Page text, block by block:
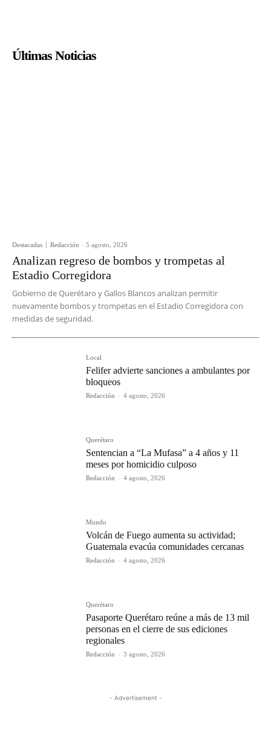
Últimas Noticias
Destacadas Redacción - 5 agosto, 2026
Analizan regreso de bombos y trompetas al
Estadio Corregidora
Gobierno de Querétaro y Gallos Blancos analizan permitir
nuevamente bombos y trompetas en el Estadio Corregidora con
medidas de seguridad.
Local
Felifer advierte sanciones a ambulantes por
bloqueos
Redacción - 4 agosto, 2026
Querétaro
Sentencian a “La Mufasa” a 4 años y 11
meses por homicidio culposo
Redacción - 4 agosto, 2026
Mundo
Volcán de Fuego aumenta su actividad;
Guatemala evacúa comunidades cercanas
Redacción - 4 agosto, 2026
Querétaro
Pasaporte Querétaro reúne a más de 13 mil
personas en el cierre de sus ediciones
regionales
Redacción - 3 agosto, 2026
- Advertisement -